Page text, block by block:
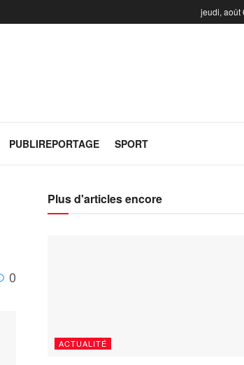
jeudi, août
PUBLIREPORTAGE SPORT
0
Plus d'articles encore
ACTUALITÉ